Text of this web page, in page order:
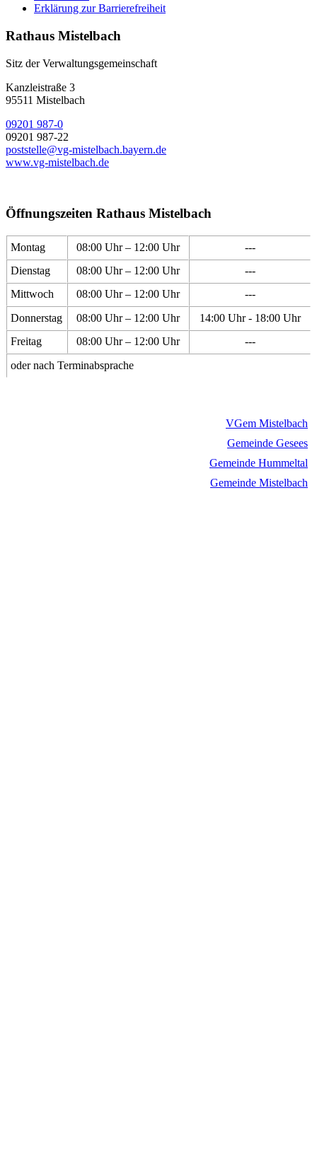
Erklärung zur Barrierefreiheit
Rathaus Mistelbach
Sitz der Verwaltungsgemeinschaft
Kanzleistraße 3
95511 Mistelbach
09201 987-0
09201 987-22
poststelle@vg-mistelbach.bayern.de
www.vg-mistelbach.de
Öffnungszeiten Rathaus Mistelbach
Montag 08:00 Uhr – 12:00 Uhr
---
Dienstag
08:00 Uhr – 12:00 Uhr
---
Mittwoch
08:00 Uhr – 12:00 Uhr
---
Donnerstag
08:00 Uhr – 12:00 Uhr
14:00 Uhr - 18:00 Uhr
Freitag
08:00 Uhr – 12:00 Uhr
---
oder nach Terminabsprache
VGem Mistelbach
Gemeinde Gesees
Gemeinde Hummeltal
Gemeinde Mistelbach